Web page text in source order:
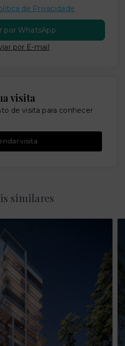
de Privacidade
por WhatsApp
por E-mail
visita
de visita para conhecer
visita
similares